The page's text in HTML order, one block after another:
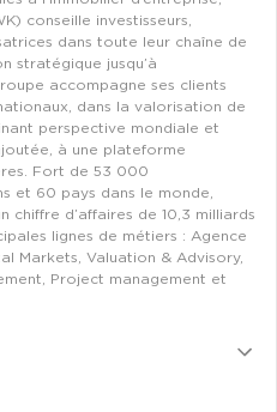
à Aulnay-sous-Bois
à Amiens
à Marseille
à Le Havre
en Bretagne
conseille investisseurs,
dans toute leur chaîne de
stratégique jusqu’à
accompagne ses clients
dans la valorisation de
perspective mondiale et
à une plateforme
Fort de 53 000
et 60 pays dans le monde,
chiffre d’affaires de 10,3 milliards
lignes de métiers : Agence
Markets, Valuation & Advisory,
Project management et